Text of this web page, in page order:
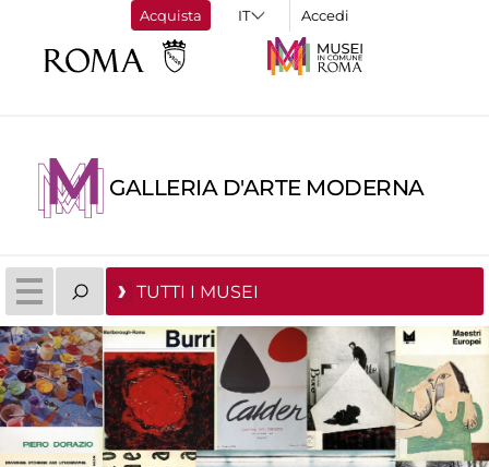
Acquista Accedi
GALLERIA D'ARTE MODERNA
TUTTI I MUSEI